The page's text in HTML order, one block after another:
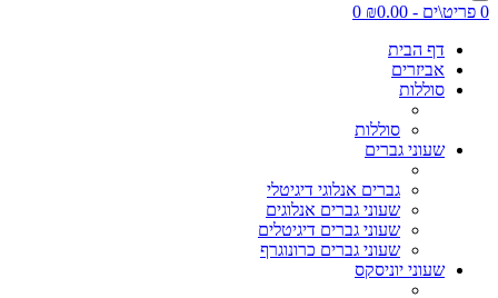
0 פריט\ים - ₪0.00
0
דף הבית
אביזרים
סוללות
סוללות
שעוני גברים
גברים אנלוגי דיגיטלי
שעוני גברים אנלוגים
שעוני גברים דיגיטלים
שעוני גברים כרונוגרף
שעוני יוניסקס